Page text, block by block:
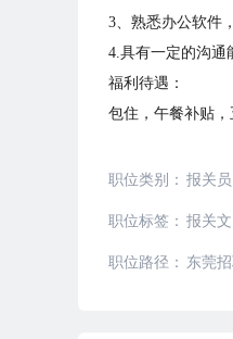
3、熟悉办公软件
4.具有一定的沟通
福利待遇：
包住，午餐补贴，
职位类别： 报关员
职位标签： 报关
职位路径： 东莞